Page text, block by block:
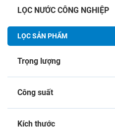
LỌC NƯỚC CÔNG NGHIỆP
LỌC SẢN PHẨM
Trọng lượng
Công suất
Kích thước